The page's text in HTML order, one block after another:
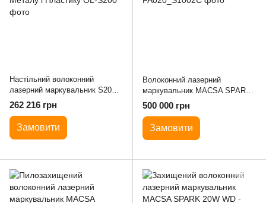
Настільний волоконний
лазерний маркувальник S200
Високоточне та Швидкісне
Маркування Металу і Пластику
262 216 грн
Замовити
Волоконний лазерний
маркувальник MACSA SPARK
20W SE - для металів та
фольги (100х100 мм)
500 000 грн
Замовити